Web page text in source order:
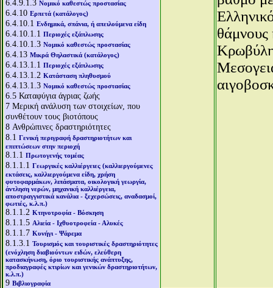
6.4.9.1.3 Νομικό καθεστώς προστασίας
6.4.10 Ερπετά (κατάλογος)
6.4.10.1 Ενδημικά, σπάνια, ή απειλούμενα είδη
6.4.10.1.1 Περιοχές εξάπλωσης
6.4.10.1.3 Νομικό καθεστώς προστασίας
6.4.13 Μικρά Θηλαστικά (κατάλογος)
6.4.13.1.1 Περιοχές εξάπλωσης
6.4.13.1.2 Κατάσταση πληθυσμού
6.4.13.1.3 Νομικό καθεστώς προστασίας
6.5 Καταφύγια άγριας ζωής
7 Μερική ανάλυση των στοιχείων, που
συνθέτουν τους βιοτόπους
8 Ανθρώπινες δραστηριότητες
8.1 Γενική περιγραφή δραστηριοτήτων και
επιπτώσεων στην περιοχή
8.1.1 Πρωτογενής τομέας
8.1.1.1 Γεωργικές καλλιέργειες (καλλιεργούμενες
εκτάσεις, καλλιεργούμενα είδη, χρήση
φυτοφαρμάκων, λιπάσματα, οικολογική γεωργία,
άντληση νερών, μηχανική καλλιέργεια,
αποστραγγιστικά κανάλια - ξεχερσώσεις, αναδασμοί,
φωτιές, κ.λ.π.)
8.1.1.2 Κτηνοτροφία - Βόσκηση
8.1.1.5 Αλιεία - Ιχθυοτροφεία - Αλυκές
8.1.1.7 Κυνήγι - Ψάρεμα
8.1.3.1 Τουρισμός και τουριστικές δραστηριότητες
(ενόχληση διαβιούντων ειδών, ελεύθερη
κατασκήνωση, όριο τουριστικής ανάπτυξης,
προδιαγραφές κτιρίων και γενικών δραστηριοτήτων,
κ.λ.π.)
9 Βιβλιογραφία